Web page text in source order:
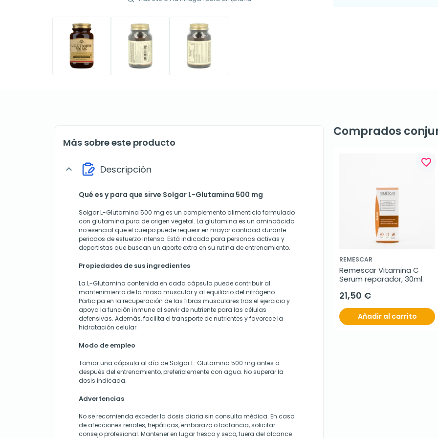
Más sobre este producto
expand_more Descripción
Qué es y para que sirve Solgar L-Glutamina 500 mg
Solgar L-Glutamina 500 mg es un complemento alimenticio formulado
con glutamina pura de origen vegetal. La glutamina es un aminoácido
no esencial que el cuerpo puede requerir en mayor cantidad durante
periodos de esfuerzo intenso. Está indicado para personas activas y
deportistas que buscan un aporte extra en su rutina de entrenamiento.
Propiedades de sus ingredientes
La L-Glutamina contenida en cada cápsula puede contribuir al
mantenimiento de la masa muscular y al equilibrio del nitrógeno.
Participa en la recuperación de las fibras musculares tras el ejercicio y
apoya la función inmune al servir de nutriente para las células
defensivas. Además, facilita el transporte de nutrientes y favorece la
hidratación celular.
Modo de empleo
Tomar una cápsula al día de Solgar L-Glutamina 500 mg antes o
después del entrenamiento, preferiblemente con agua. No superar la
dosis indicada.
Advertencias
No se recomienda exceder la dosis diaria sin consulta médica. En caso
de afecciones renales, hepáticas, embarazo o lactancia, solicitar
consejo profesional. Mantener en lugar fresco y seco, fuera del alcance
Comprados
favorite_border
REMESCAR
Remescar Vitamina C
Serum reparador, 30ml.
21,50 €
Añadir al carrito